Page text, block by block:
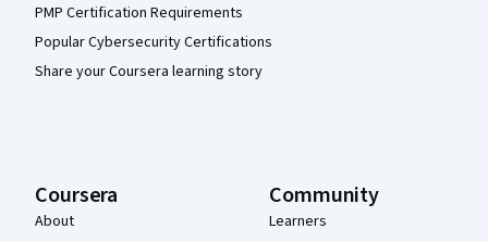
PMP Certification Requirements
Popular Cybersecurity Certifications
Share your Coursera learning story
Coursera
About
Community
Learners